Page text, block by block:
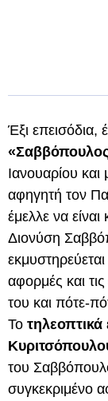
Έξι επεισόδια,
Ιανουαρίου
αφηγητή τον
έμελλε να
Διονύση
αφορμές και
του και πότε-
Το τηλεοπτικά
του
συγκεκριμένο